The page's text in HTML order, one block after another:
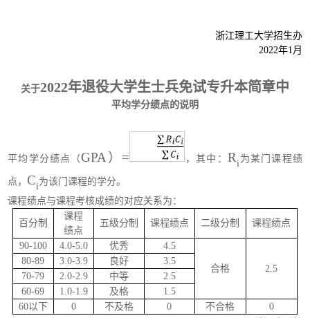
浙江理工大学招生办
2022年1月
关于2022年退役大学生士兵免试专升本简章中
平均学分绩点的说明
平均学分绩点（GPA）= ，其中： Ri为某门课程绩
点，Ci为该门课程的学分。
课程绩点与课程考核成绩的对应关系为：
百分制
课程
绩点
五级分制 课程绩点 二级分制 课程绩点
90-100 4.0-5.0 优秀 4.5
合格 2.5
80-89 3.0-3.9 良好
3.5
70-79
2.0-2.9 中等
2.5
60-69
1.0-1.9 及格
1.5
60以下
0 不及格 0 不合格 0